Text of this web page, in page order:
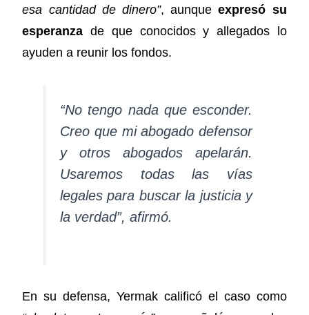
esa cantidad de dinero”, aunqueexpresó su
esperanza de que conocidos y allegados lo
ayuden a reunir los fondos.
“No tengo nada que esconder.
Creo que mi abogado defensor
y otros abogados apelarán.
Usaremos todas las vías
legales para buscar la justicia y
la verdad”, afirmó.
En su defensa, Yermak calificó el caso como